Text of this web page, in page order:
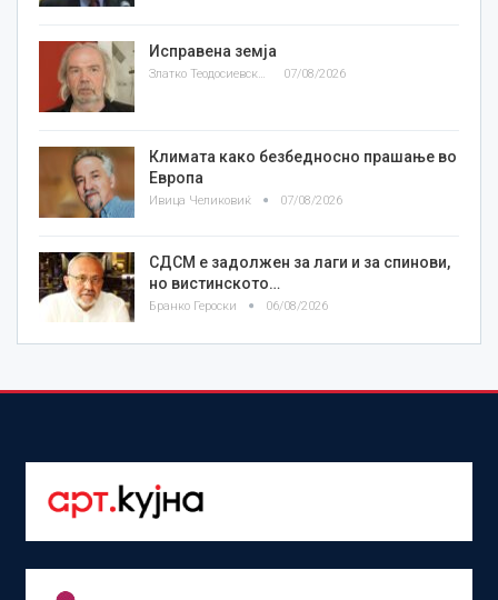
Исправена земја
Златко Теодосиевски 07/08/2026
Климата како безбедносно прашање во
Европа
Ивица Челиковиќ 07/08/2026
СДСМ е задолжен за лаги и за спинови,
но вистинското…
Бранко Героски 06/08/2026